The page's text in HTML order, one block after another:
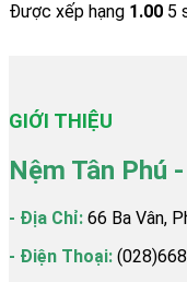
Được xếp hạng 1.00 5
GIỚI THIỆU
Nệm Tân Phú
- Địa Chỉ: 66 Ba Vân,
- Điện Thoại: